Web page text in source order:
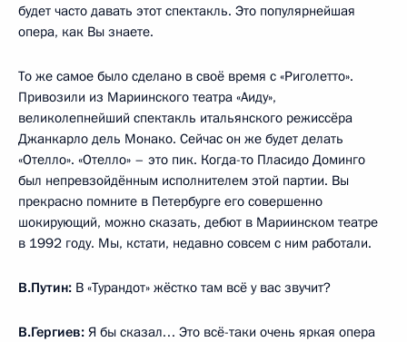
будет часто давать этот спектакль. Это популярнейшая
опера, как Вы знаете.
То же самое было сделано в своё время с «Риголетто».
Привозили из Мариинского театра «Аиду»,
великолепнейший спектакль итальянского режиссёра
Джанкарло дель Монако. Сейчас он же будет делать
«Отелло». «Отелло» – это пик. Когда-то Пласидо Доминго
был непревзойдённым исполнителем этой партии. Вы
прекрасно помните в Петербурге его совершенно
шокирующий, можно сказать, дебют в Мариинском театре
в 1992 году. Мы, кстати, недавно совсем с ним работали.
В.Путин: В «Турандот» жёстко там всё у вас звучит?
В.Гергиев: Я бы сказал… Это всё-таки очень яркая опера